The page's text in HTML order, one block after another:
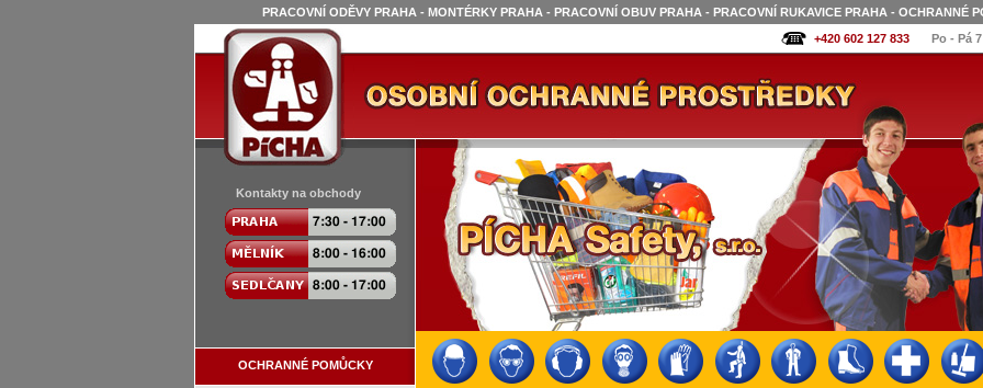
PRACOVNÍ ODĚVY PRAHA - MONTÉRKY PRAHA - PRACOVNÍ OBUV PRAHA - PRACOVNÍ RUKAVICE PRAHA - OCHRANNÉ
+420 602 127 833
Po - Pá
Kontakty na obchody
OCHRANNÉ POMŮCKY